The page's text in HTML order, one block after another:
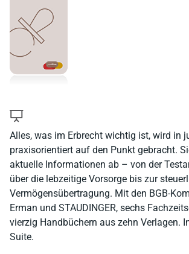
Alles, was im Erbrecht wichtig ist, wird in
praxisorientiert auf den Punkt gebracht.
aktuelle Informationen ab – von der
über die lebzeitige Vorsorge bis zur
Vermögensübertragung. Mit den BGB-
Erman und STAUDINGER, sechs
vierzig Handbüchern aus zehn Verlagen.
Suite.